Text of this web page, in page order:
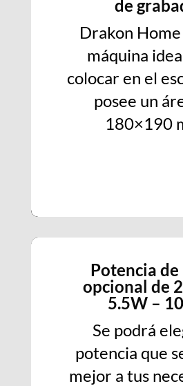
de
Drakon Home
máquina
colocar en el
posee un
180×190
Potencia de
opcional de
5.5W –
Se podrá
potencia que
mejor a tus